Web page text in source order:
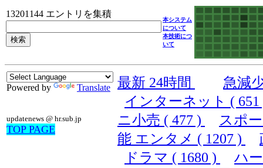
13201144 エントリを集積
本システム
について
本技術につ
いて
Powered by Translate
updatenews @ hr.sub.jp
TOP PAGE
最新 24時間
急減
インターネット (
ニ小売 ( 477 )
スポ
能 エンタメ ( 1207 )
ドラマ ( 1680 )
ハ